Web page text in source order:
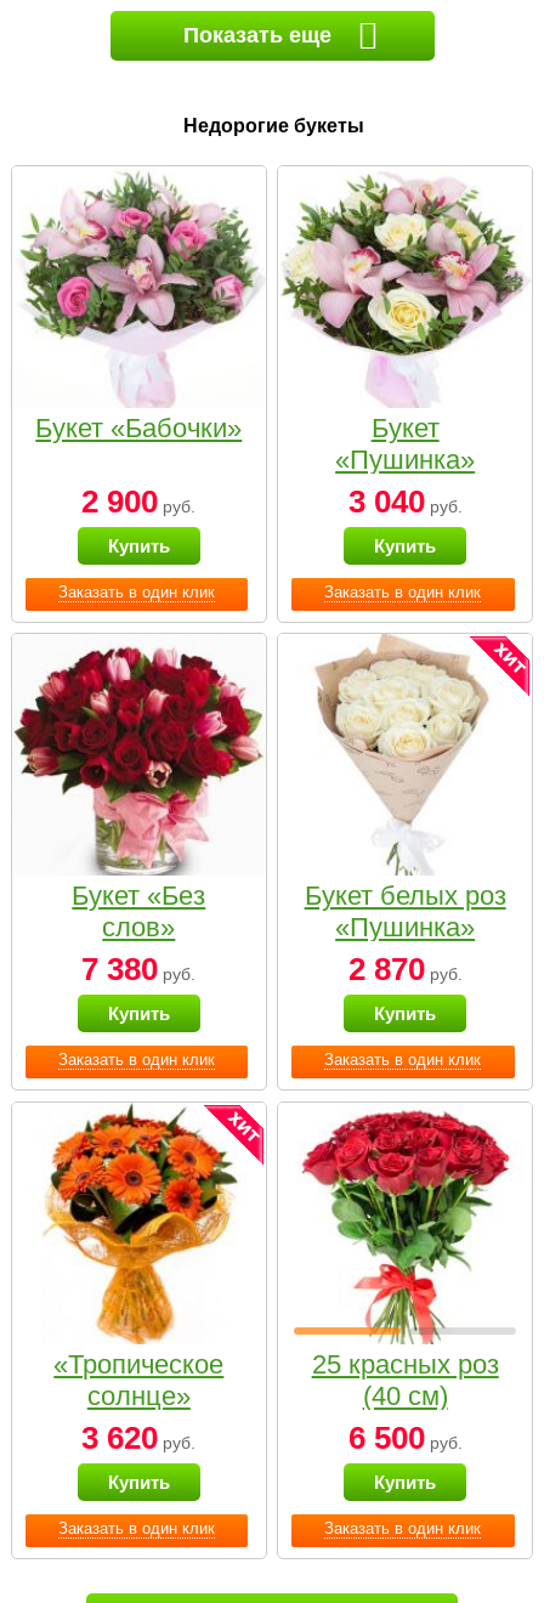
Показать еще
Недорогие букеты
Заказать в один клик
Букет «Бабочки»
2 900 руб.
Купить
Заказать в один клик
Букет
«Пушинка»
3 040руб.
Купить
Заказать в один клик
Букет «Без
слов»
7 380 руб.
Купить
Заказать в один клик
Букет белых роз
«Пушинка»
2 870руб.
Купить
Заказать в один клик
«Тропическое
солнце»
3 620 руб.
Купить
Заказать в один клик
25 красных роз
(40 см)
6 500руб.
Купить